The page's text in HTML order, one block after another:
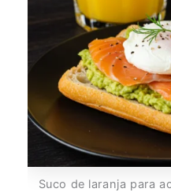
Suco de laranja para